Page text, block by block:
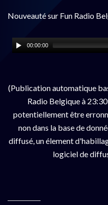
Nouveauté sur Fun Radio
00:00:00
(Publication automatique
Radio Belgique à
potentiellement être
non dans la base de
diffusé, un élement
logiciel de